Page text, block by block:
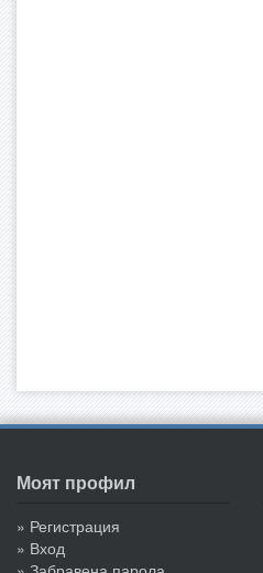
Моят профил
» Регистрация
» Вход